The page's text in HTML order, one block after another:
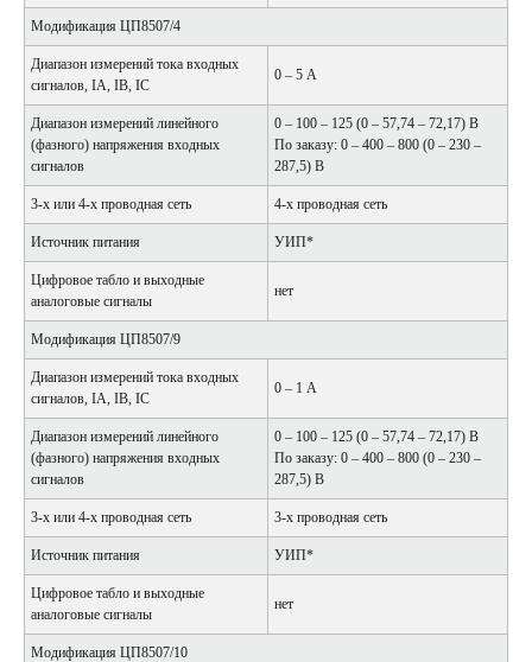
Модификация ЦП8507/4
Диапазон измерений тока входных
сигналов, IA, IB, IC
0 – 5 А
Диапазон измерений линейного
(фазного) напряжения входных
сигналов
0 – 100 – 125 (0 – 57,74 – 72,17) В
По заказу: 0 – 400 – 800 (0 – 230 –
287,5) В
3-х или 4-х проводная сеть 4-х проводная сеть
Источник питания УИП*
Цифровое табло и выходные
аналоговые сигналы
нет
Модификация ЦП8507/9
Диапазон измерений тока входных
сигналов, IA, IB, IC
0 – 1 А
Диапазон измерений линейного
(фазного) напряжения входных
сигналов
0 – 100 – 125 (0 – 57,74 – 72,17) В
По заказу: 0 – 400 – 800 (0 – 230 –
287,5) В
3-х или 4-х проводная сеть 3-х проводная сеть
Источник питания УИП*
Цифровое табло и выходные
аналоговые сигналы
нет
Модификация ЦП8507/10